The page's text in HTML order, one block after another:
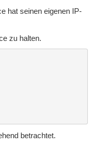
hat seinen eigenen IP-
zu halten.
betrachtet.